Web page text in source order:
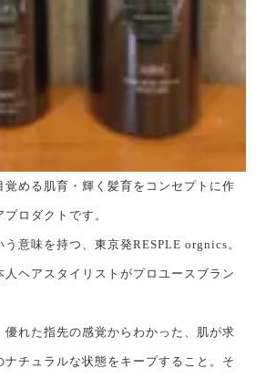
覚める肌育・輝く髪育をコンセプトに作
ロダクトです。
意味を持つ、東京発RESPLE orgnics。
人ヘアスタイリストがプロユースブラン
優れた指先の感覚からわかった、肌が求
ナチュラルな状態をキープすること。そ